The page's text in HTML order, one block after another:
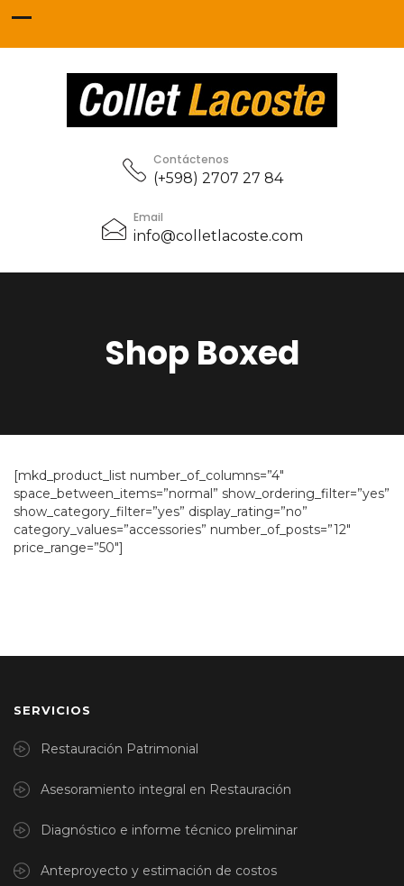
Contáctenos
(+598) 2707 27 84
Email
info@colletlacoste.com
Shop Boxed
[mkd_product_list number_of_columns=”4″
space_between_items=”normal” show_ordering_filter=”yes”
show_category_filter=”yes” display_rating=”no”
category_values=”accessories” number_of_posts=”12″
price_range=”50″]
SERVICIOS
Restauración Patrimonial
Asesoramiento integral en Restauración
Diagnóstico e informe técnico preliminar
Anteproyecto y estimación de costos